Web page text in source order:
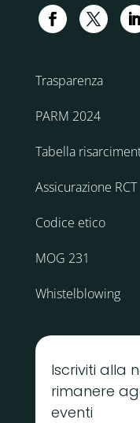
Trasparenza
PARM 2024
Tabella
Assicurazione RCT
Codice etico
MOG 231
Whistelblowing
Iscriviti alla
rimanere
eventi